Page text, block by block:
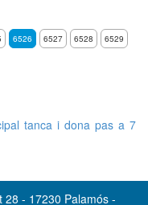
6526 6527 6528
6529
tanca i dona pas a 7
28 - 17230 Palamós -